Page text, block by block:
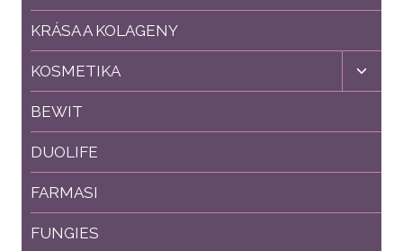
KRÁSA A KOLAGENY
KOSMETIKA
child
BEWIT
DUOLIFE
FARMASI
FUNGIES